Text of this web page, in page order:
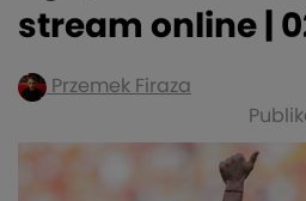
stream online |
Przemek Firaza